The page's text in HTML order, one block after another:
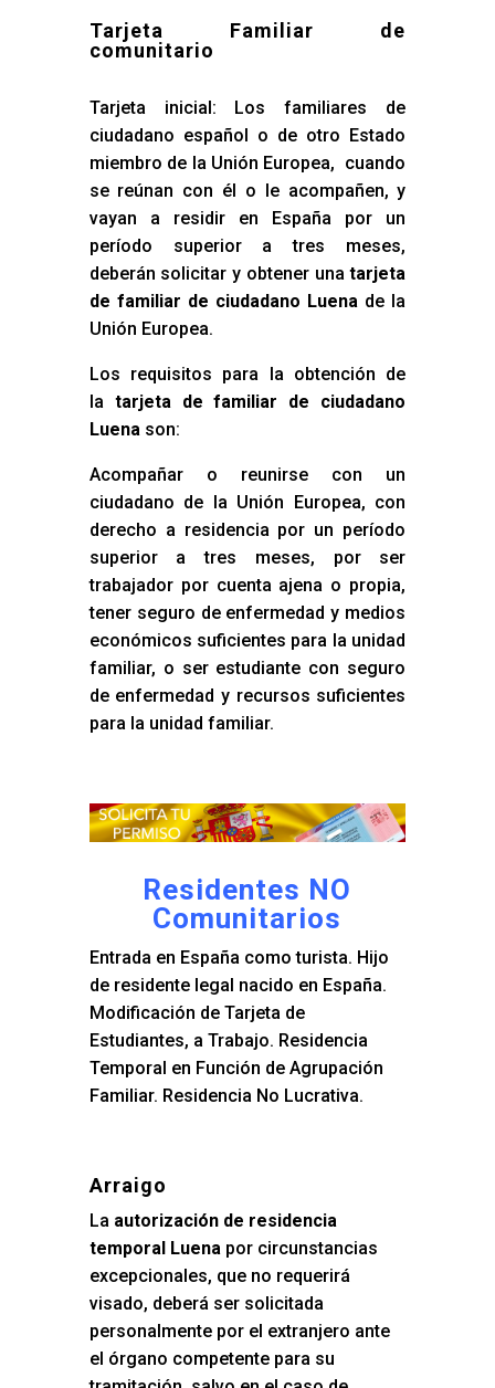
Tarjeta Familiar de
comunitario
Tarjeta inicial: Los familiares de
ciudadano español o de otro Estado
miembro de la Unión Europea, cuando
se reúnan con él o le acompañen, y
vayan a residir en España por un
período superior a tres meses,
deberán solicitar y obtener unatarjeta
de familiar de ciudadano Luena de la
Unión Europea.
Los requisitos para la obtención de
la tarjeta de familiar de ciudadano
Luena son:
Acompañar o reunirse con un
ciudadano de la Unión Europea, con
derecho a residencia por un período
superior a tres meses, por ser
trabajador por cuenta ajena o propia,
tener seguro de enfermedad y medios
económicos suficientes para la unidad
familiar, o ser estudiante con seguro
de enfermedad y recursos suficientes
para la unidad familiar.
Residentes NO
Comunitarios
Entrada en España como turista. Hijo
de residente legal nacido en España.
Modificación de Tarjeta de
Estudiantes, a Trabajo. Residencia
Temporal en Función de Agrupación
Familiar. Residencia No Lucrativa.
Arraigo
La autorización de residencia
temporal Luenapor circunstancias
excepcionales, que no requerirá
visado, deberá ser solicitada
personalmente por el extranjero ante
el órgano competente para su